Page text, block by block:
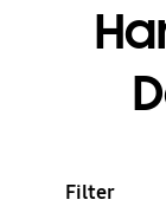
Filter